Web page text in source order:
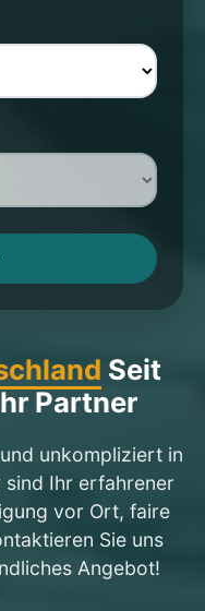
Seit
Partner
unkompliziert in
sind Ihr erfahrener
vor Ort, faire
Sie uns
Angebot!